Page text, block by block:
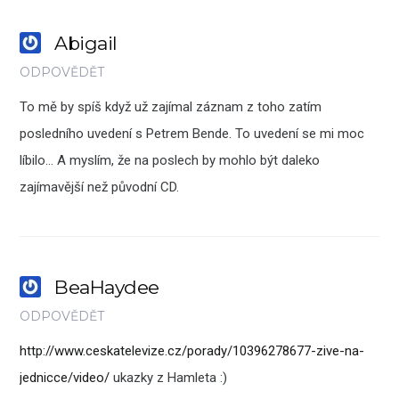
Abigail
ODPOVĚDĚT
To mě by spíš když už zajímal záznam z toho zatím
posledního uvedení s Petrem Bende. To uvedení se mi moc
líbilo… A myslím, že na poslech by mohlo být daleko
zajímavější než původní CD.
BeaHaydee
ODPOVĚDĚT
http://www.ceskatelevize.cz/porady/10396278677-zive-na-
jednicce/video/ ukazky z Hamleta :)